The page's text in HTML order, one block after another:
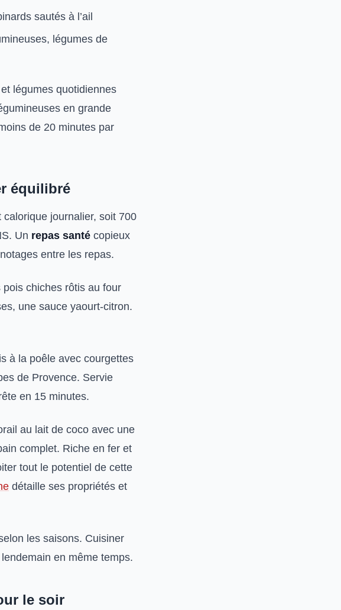
sautés à l’ail
légumes de
légumes quotidiennes
en grande
de 20 minutes par
équilibré
calorique journalier, soit 700
Un repas santé copieux
entre les repas.
chiches rôtis au four
une sauce yaourt-citron.
à la poêle avec courgettes
de Provence. Servie
en 15 minutes.
au lait de coco avec une
complet. Riche en fer et
tout le potentiel de cette
détaille ses propriétés et
les saisons. Cuisiner
en même temps.
le soir